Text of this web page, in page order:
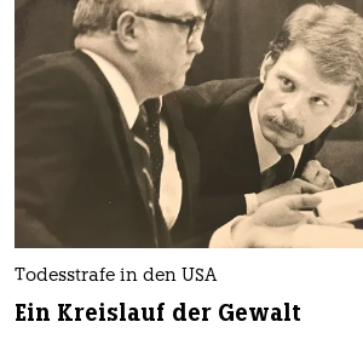
Todesstrafe in den USA
Ein Kreislauf der Gewalt